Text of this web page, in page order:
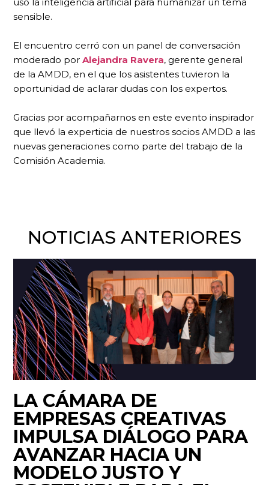
sensible.
El encuentro cerró con un panel de conversación
moderado por Alejandra Ravera, gerente general
de la AMDD, en el que los asistentes tuvieron la
oportunidad de aclarar dudas con los expertos.
Gracias por acompañarnos en este evento inspirador
que llevó la experticia de nuestros socios AMDD a las
nuevas generaciones como parte del trabajo de la
Comisión Academia.
NOTICIAS ANTERIORES
LA CÁMARA DE
EMPRESAS CREATIVAS
IMPULSA DIÁLOGO PARA
AVANZAR HACIA UN
MODELO JUSTO Y